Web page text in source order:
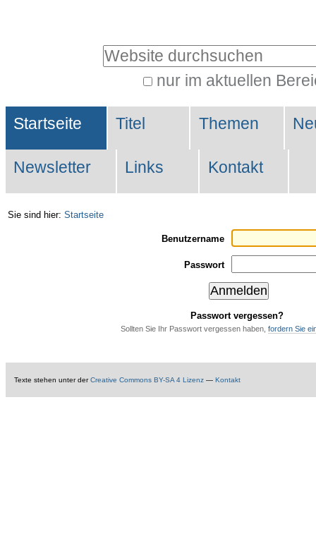
Direkt
zur
Navigation
Website durchsuchen
nur im aktuellen
Suche…
Sektionen
Startseite Titel Themen
Newsletter Links Kontakt
Sie sind hier: Startseite
Benutzername
Passwort
Passwort vergessen?
Sollten Sie Ihr Passwort vergessen haben, fordern Sie
Texte stehen unter derCreative Commons BY-SA 4 Lizenz— Kontakt